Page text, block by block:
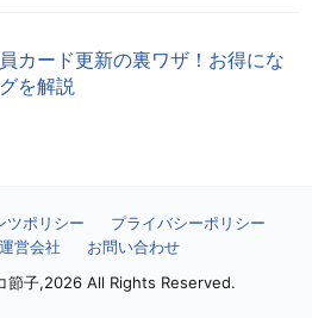
カード更新の裏ワザ！お得にな
を解説
ツポリシー
プライバシーポリシー
運営会社
お問い合わせ
子,2026 All Rights Reserved.